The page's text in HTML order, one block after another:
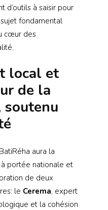
d’outils à saisir pour
fondamental
cœur des
local et
de la
aura la
portée nationale et
de deux
le Cerema, expert
et la cohésion